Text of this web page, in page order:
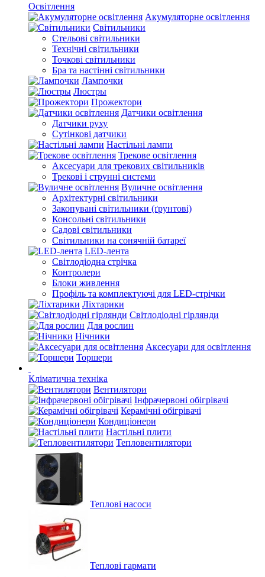
Освітлення
Акумуляторне освітлення
Світильники
Стельові світильники
Технічні світильники
Точкові світильники
Бра та настінні світильники
Лампочки
Люстры
Прожектори
Датчики освітлення
Датчики руху
Сутінкові датчики
Настільні лампи
Трекове освітлення
Аксесуари для трекових світильників
Трекові і струнні системи
Вуличне освітлення
Архітектурні світильники
Закопувані світильники (ґрунтові)
Консольні світильники
Садові світильники
Світильники на сонячній батареї
LED-лента
Світлодіодна стрічка
Контролери
Блоки живлення
Профіль та комплектуючі для LED-стрічки
Ліхтарики
Світлодіодні гірлянди
Для рослин
Нічники
Аксесуари для освітлення
Торшери
Кліматична техніка
Вентилятори
Інфрачервоні обігрівачі
Керамічні обігрівачі
Кондиціонери
Настільні плити
Тепловентилятори
Теплові насоси
Теплові гармати